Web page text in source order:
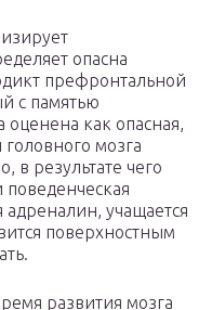
опасна
префронтальной
с памятью
оценена как опасная,
мозга
в результате чего
адреналин, учащается
поверхностным
развития мозга